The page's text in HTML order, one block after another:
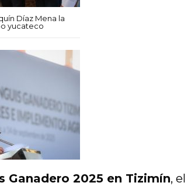
Díaz Mena la
yucateco
Ganadero 2025 en Tizimín, el